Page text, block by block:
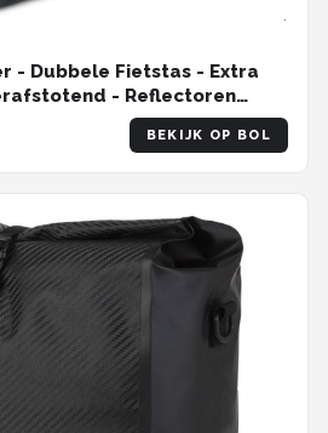
- Dubbele Fietstas - Extra
- Reflectoren
fietsen - Zwart - dubbel
BEKIJK OP BOL